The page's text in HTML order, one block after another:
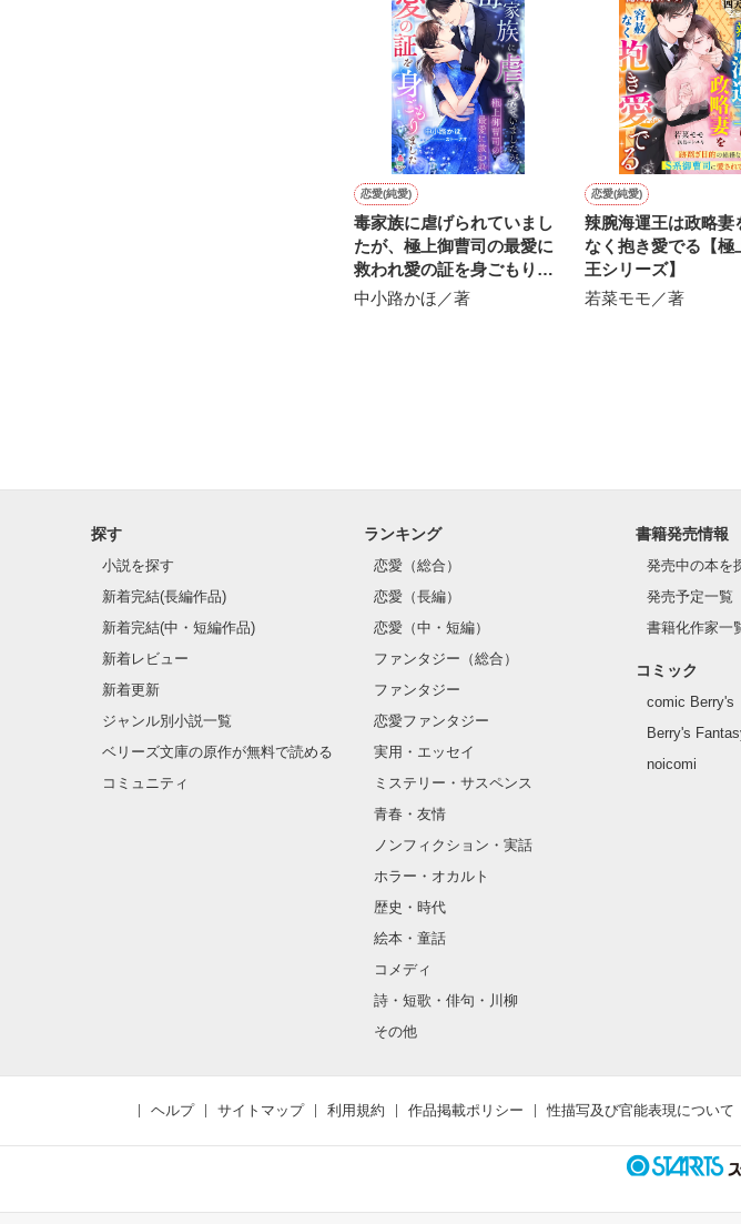
作品
※表紙も作中使用の画像も全てフリー素材です。
※執筆期間2026.6.3〜7.20完結です。
※他サイトさんにて恋愛トレンド1位でした〜良
作品
恋愛(純愛)
毒家族に虐げられていまし
たが、極上御曹司の最愛に
救われ愛の証を身ごもりま
した
中小路かほ／著
恋愛(純愛)
辣腕海運王は政略妻
なく抱き愛でる【極
王シリーズ】
若菜モモ／著
探す
小説を探す
新着完結(長編作品)
新着完結(中・短編作品)
新着レビュー
新着更新
ジャンル別小説一覧
ベリーズ文庫の原作が無料で読める
コミュニティ
ランキング
恋愛（総合）
恋愛（長編）
恋愛（中・短編）
ファンタジー（総合）
ファンタジー
恋愛ファンタジー
実用・エッセイ
ミステリー・サスペンス
青春・友情
ノンフィクション・実話
ホラー・オカルト
歴史・時代
絵本・童話
コメディ
詩・短歌・俳句・川柳
その他
書籍発売情報
発売中の本を
発売予定一覧
書籍化作家一
コミック
comic Berry's
Berry's
noicomi
ヘルプ サイトマップ 利用規約 作品掲載ポリシー 性描写及び官能表現について